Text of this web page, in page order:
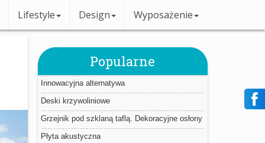
Lifestyle Design Wyposażenie
Popularne
Innowacyjna alternatywa
Deski krzywoliniowe
Grzejnik pod szklaną taflą. Dekoracyjne osłony
Płyta akustyczna